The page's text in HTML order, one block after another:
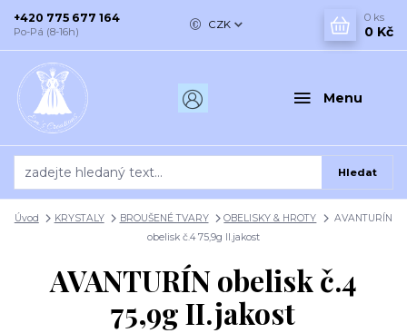
Menu
CZK
Hledat
+420 775 677 164
Po-Pá (8-16h)
0 ks
0 Kč
Úvod KRYSTALY BROUŠENÉ TVARY OBELISKY & HROTY
AVANTURÍN
obelisk č.4 75,9g II.jakost
AVANTURÍN obelisk č.4
75,9g II.jakost